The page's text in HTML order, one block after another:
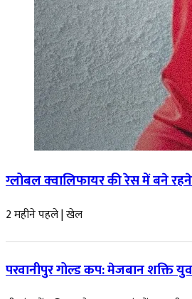
ग्लोबल क्वालिफायर की रेस में बने
2 महीने पहले|खेल
परवानीपुर गोल्ड कप: मेजबान शक्ति